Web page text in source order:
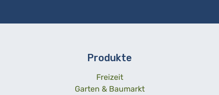
Produkte
Freizeit
Garten & Baumarkt